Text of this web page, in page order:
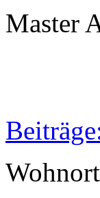
Master